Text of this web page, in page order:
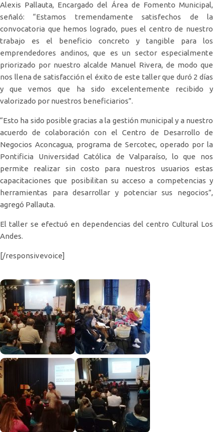
Alexis Pallauta, Encargado del Área de Fomento Municipal,
señaló: “Estamos tremendamente satisfechos de la
convocatoria que hemos logrado, pues el centro de nuestro
trabajo es el beneficio concreto y tangible para los
emprendedores andinos, que es un sector especialmente
priorizado por nuestro alcalde Manuel Rivera, de modo que
nos llena de satisfacción el éxito de este taller que duró 2 días
y que vemos que ha sido excelentemente recibido y
valorizado por nuestros beneficiarios”.
“Esto ha sido posible gracias a la gestión municipal y a nuestro
acuerdo de colaboración con el Centro de Desarrollo de
Negocios Aconcagua, programa de Sercotec, operado por la
Pontificia Universidad Católica de Valparaíso, lo que nos
permite realizar sin costo para nuestros usuarios estas
capacitaciones que posibilitan su acceso a competencias y
herramientas para desarrollar y potenciar sus negocios”,
agregó Pallauta.
El taller se efectuó en dependencias del centro Cultural Los
Andes.
[/responsivevoice]